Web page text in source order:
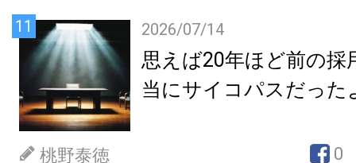
11 2026/07/14
思えば20年ほど前の採
当にサイコパスだった
桃野泰徳 0